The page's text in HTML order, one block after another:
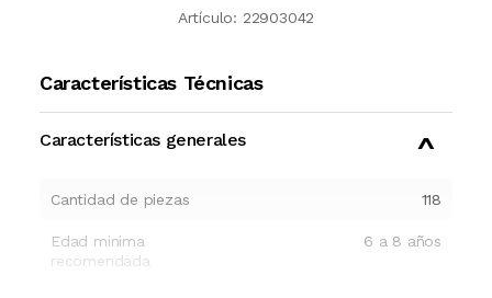
Artículo: 22903042
Características Técnicas
Características generales
Cantidad de piezas 118
Edad minima
recomendada
6 a 8 años